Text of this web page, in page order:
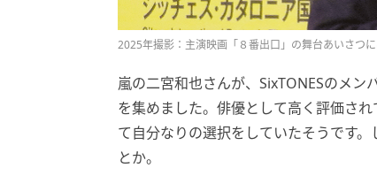
2025年撮影：主演映画「８番出口」の舞台あいさつ
嵐の二宮和也さんが、SixTONESのメ
を集めました。俳優として高く評価さ
て自分なりの選択をしていたそうです
とか。